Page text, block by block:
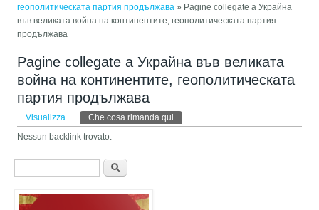
геополитическата партия продължава » Pagine collegate a Украйна
във великата война на континентите, геополитическата партия
продължава
Pagine collegate a Украйна във великата
война на континентите, геополитическата
партия продължава
Schede primarie
Visualizza Che cosa rimanda qui
Nessun backlink trovato.
Form di ricerca